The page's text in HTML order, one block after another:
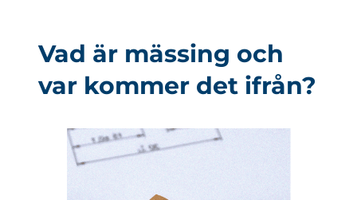
Vad är mässing och
var kommer det ifrån?